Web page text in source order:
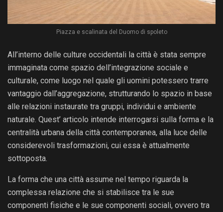
Piazza e scalinata del Duomo di spoleto
All’interno delle culture occidentali la città è stata sempre
immaginata come spazio dell’integrazione sociale e
culturale, come luogo nel quale gli uomini potessero trarre
vantaggio dall’aggregazione, strutturando lo spazio in base
alle relazioni instaurate tra gruppi, individui e ambiente
naturale. Quest’ articolo intende interrogarsi sulla forma e la
centralità urbana della città contemporanea, alla luce delle
considerevoli trasformazioni, cui essa è attualmente
sottoposta.
La forma che una città assume nel tempo riguarda la
complessa relazione che si stabilisce tra le sue
componenti fisiche e le sue componenti sociali, ovvero tra